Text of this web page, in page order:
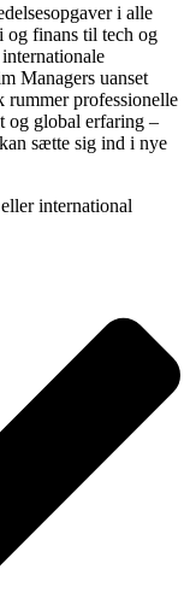
i alle
og finans til tech og
Managers uanset
professionelle
og global erfaring –
sætte sig ind i nye
international